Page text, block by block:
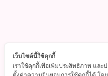
เว็บไซต์นี้ใช้คุกกี้
เราใช้คุกกี้เพื่อเพิ่มประสิทธิภาพ แล